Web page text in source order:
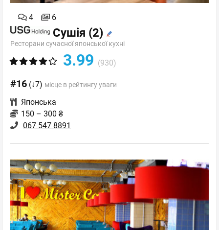
4 6
Сушія (2)
Ресторани сучасної японської кухні
3.99 (930)
#16 (↓7) місце в рейтингу уваги
Японська
150 – 300 ₴
067 547 8891